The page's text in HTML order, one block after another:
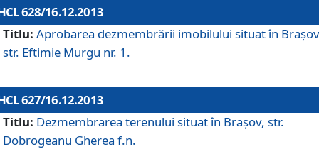
628/16.12.2013
Titlu: Aprobarea dezmembrării imobilului situat în
str. Eftimie Murgu nr. 1.
627/16.12.2013
Titlu: Dezmembrarea terenului situat în Braşov, str.
Dobrogeanu Gherea f.n.